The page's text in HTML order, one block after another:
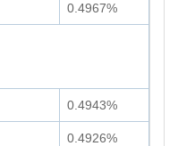
0.4967%
0.4943%
0.4926%